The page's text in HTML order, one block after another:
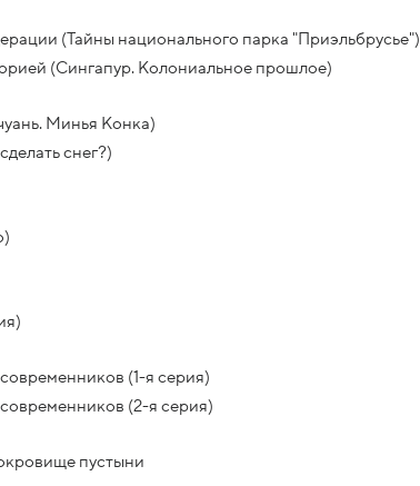
(Тайны национального парка "Приэльбрусье")
(Сингапур. Колониальное прошлое)
Минья Конка)
снег?)
(1-я серия)
(2-я серия)
пустыни